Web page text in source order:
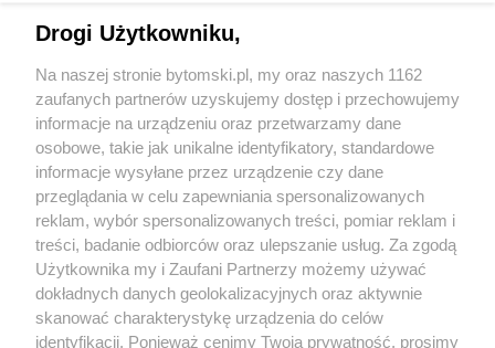
Wydawca mediów lokalnych
Nie zapomnij
zapoznać się z:
polityką prywatności regulamin korzystania z portali
Twojemiasto
Piekary Śląskie
Chorzów
Skontaktuj sięz nami
Kontakt
Wydawca
Drogi Użytkowniku,
Na naszej stronie bytomski.pl, my oraz naszych 1162
zaufanych partnerów uzyskujemy dostęp i przechowujemy
informacje na urządzeniu oraz przetwarzamy dane
osobowe, takie jak unikalne identyfikatory, standardowe
informacje wysyłane przez urządzenie czy dane
przeglądania w celu zapewniania spersonalizowanych
reklam, wybór spersonalizowanych treści, pomiar reklam i
treści, badanie odbiorców oraz ulepszanie usług. Za zgodą
Użytkownika my i Zaufani Partnerzy możemy używać
dokładnych danych geolokalizacyjnych oraz aktywnie
skanować charakterystykę urządzenia do celów
identyfikacji. Ponieważ cenimy Twoją prywatność, prosimy